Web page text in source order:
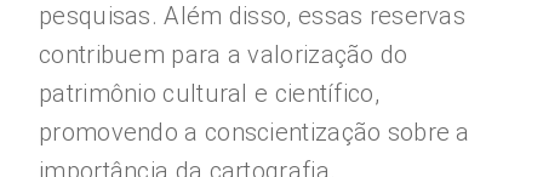
pesquisas. Além disso, essas reservas
contribuem para a valorização do
patrimônio cultural e científico,
promovendo a conscientização sobre a
importância da cartografia.